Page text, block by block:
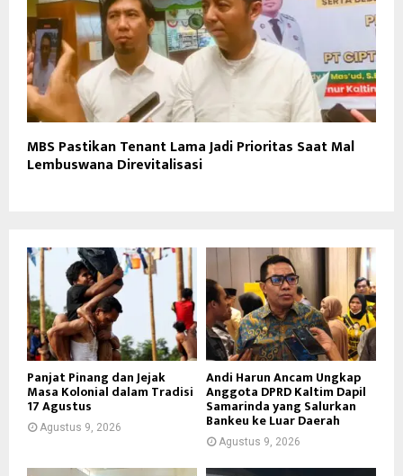
MBS Pastikan Tenant Lama Jadi Prioritas Saat Mal
Lembuswana Direvitalisasi
Panjat Pinang dan Jejak
Masa Kolonial dalam Tradisi
17 Agustus
Agustus 9, 2026
Andi Harun Ancam Ungkap
Anggota DPRD Kaltim Dapil
Samarinda yang Salurkan
Bankeu ke Luar Daerah
Agustus 9, 2026